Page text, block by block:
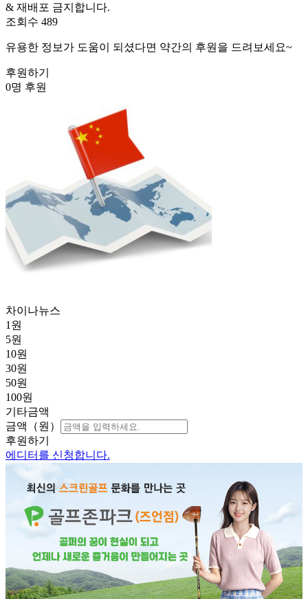
& 재배포 금지합니다.
조회수 489
유용한 정보가 도움이 되셨다면 약간의 후원을 드려보세요~
후원하기
0명 후원
차이나뉴스
1 원
5원
10원
30원
50원
100원
기타금액
금액（원）
후원하기
에디터를 신청합니다.